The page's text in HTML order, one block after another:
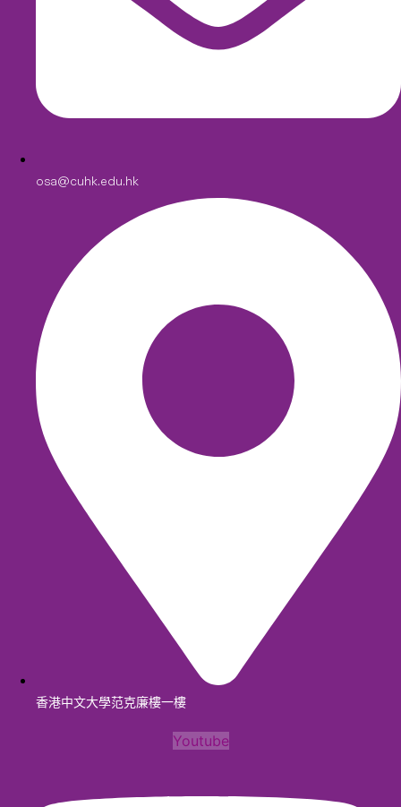
osa@cuhk.edu.hk
香港中文大學范克廉樓一樓
Youtube